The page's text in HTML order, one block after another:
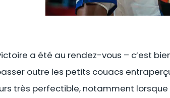
a été au rendez-vous – c’est
outre les petits couacs
très perfectible, notamment